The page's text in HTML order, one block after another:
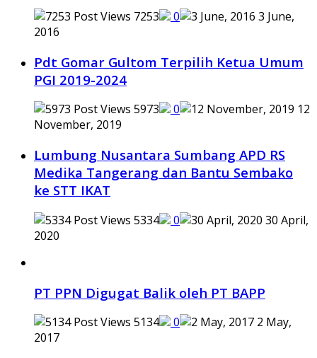
7253 0
3 June,
2016
Pdt Gomar Gultom Terpilih Ketua Umum
PGI 2019-2024
5973 0
12
November, 2019
Lumbung Nusantara Sumbang APD RS
Medika Tangerang dan Bantu Sembako
ke STT IKAT
5334 0
30 April,
2020
PT PPN Digugat Balik oleh PT BAPP
5134 0
2 May,
2017